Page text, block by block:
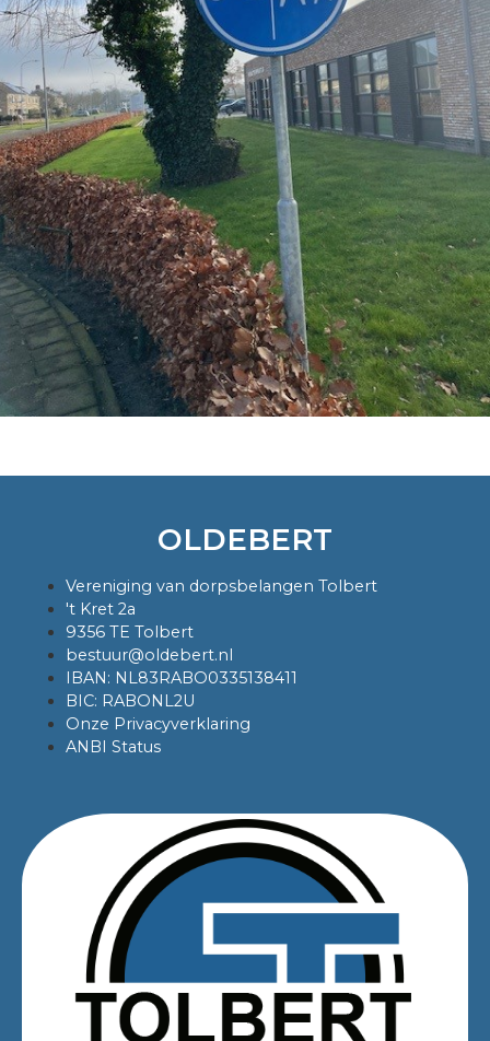
OLDEBERT
Vereniging van dorpsbelangen Tolbert
't Kret 2a
9356 TE Tolbert
bestuur@oldebert.nl
IBAN: NL83RABO0335138411
BIC: RABONL2U
Onze Privacyverklaring
ANBI Status